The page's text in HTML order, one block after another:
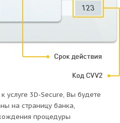
услуге 3D-Secure, Вы будете
на страницу банка,
процедуры